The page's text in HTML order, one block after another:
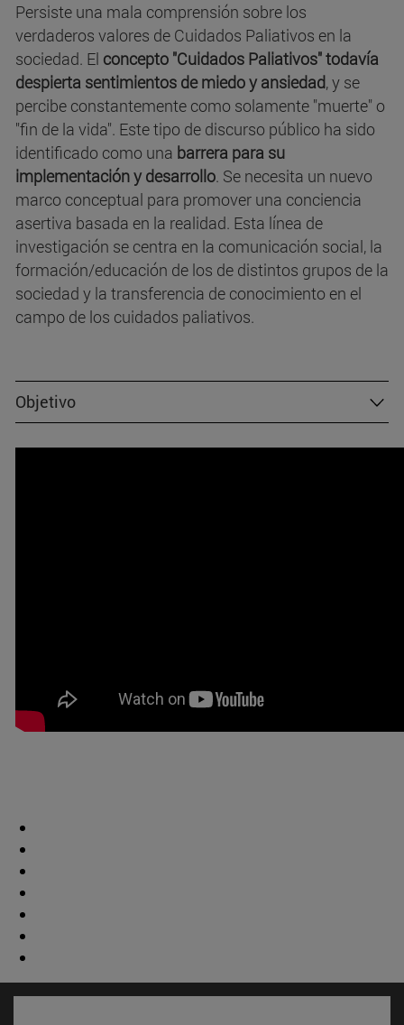
Persiste una mala comprensión sobre los
verdaderos valores de Cuidados Paliativos en la
sociedad. El concepto "Cuidados Paliativos" todavía
despierta sentimientos de miedo y ansiedad, y se
percibe constantemente como solamente "muerte" o
"fin de la vida". Este tipo de discurso público ha sido
identificado como una barrera para su
implementación y desarrollo. Se necesita un nuevo
marco conceptual para promover una conciencia
asertiva basada en la realidad. Esta línea de
investigación se centra en la comunicación social, la
formación/educación de los de distintos grupos de la
sociedad y la transferencia de conocimiento en el
campo de los cuidados paliativos.
Objetivo